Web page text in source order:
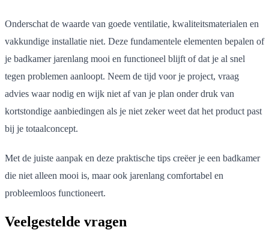
Onderschat de waarde van goede ventilatie, kwaliteitsmaterialen en
vakkundige installatie niet. Deze fundamentele elementen bepalen of
je badkamer jarenlang mooi en functioneel blijft of dat je al snel
tegen problemen aanloopt. Neem de tijd voor je project, vraag
advies waar nodig en wijk niet af van je plan onder druk van
kortstondige aanbiedingen als je niet zeker weet dat het product past
bij je totaalconcept.
Met de juiste aanpak en deze praktische tips creëer je een badkamer
die niet alleen mooi is, maar ook jarenlang comfortabel en
probleemloos functioneert.
Veelgestelde vragen